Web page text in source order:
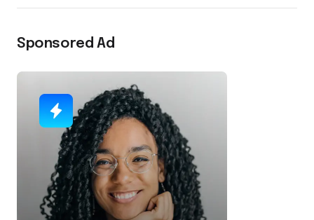
Sponsored Ad